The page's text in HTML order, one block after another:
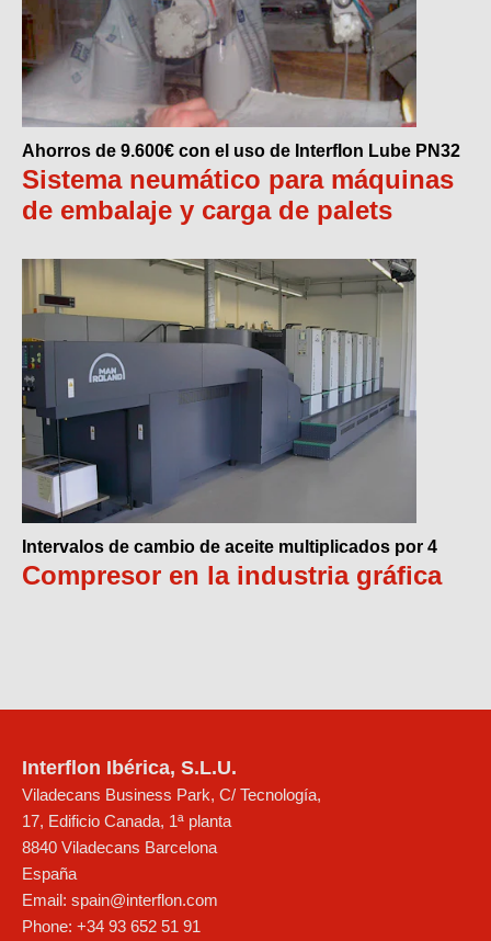
Ahorros de 9.600€ con el uso de Interflon Lube PN32
Sistema neumático para máquinas
de embalaje y carga de palets
Intervalos de cambio de aceite multiplicados por 4
Compresor en la industria gráfica
Interflon Ibérica, S.L.U.
Viladecans Business Park, C/ Tecnología,
17, Edificio Canada, 1ª planta
8840 Viladecans Barcelona
España
Email: spain@interflon.com
Phone: +34 93 652 51 91